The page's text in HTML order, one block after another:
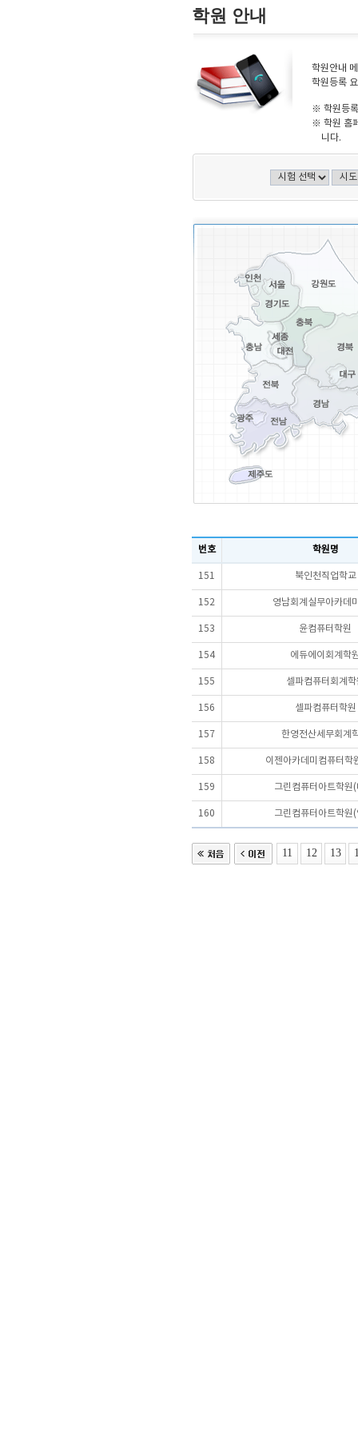
학원 안내
학원안내
학원등록
※ 학원등록
※ 학원 홈
니다.
번호 학원명
151 북인천직업학교
152 영남회계실무아카데
153 윤컴퓨터학원
154 에듀에이회계학
155 셀파컴퓨터회계학
156 셀파컴퓨터학원
157 한영전산세무회계
158 이젠아카데미컴퓨터학
159 그린컴퓨터아트학원
160 그린컴퓨터아트학원
11 12 13